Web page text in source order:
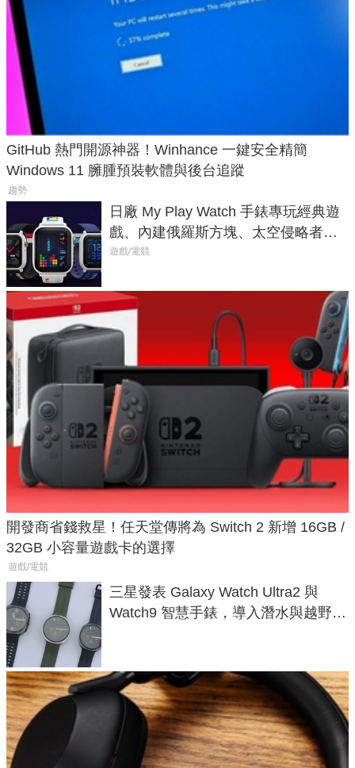
GitHub 熱門開源神器！Winhance 一鍵安全精簡
Windows 11 臃腫預裝軟體與後台追蹤
趨勢
日廠 My Play Watch 手錶專玩經典遊
戲、內建俄羅斯方塊、太空侵略者，
不過竟然不能連手機？
遊戲/電競
開發商省錢救星！任天堂傳將為 Switch 2 新增 16GB /
32GB 小容量遊戲卡的選擇
遊戲/電競
三星發表 Galaxy Watch Ultra2 與
Watch9 智慧手錶，導入潛水與越野跑